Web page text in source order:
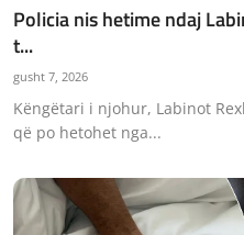
Policia nis hetime ndaj
t...
gusht 7, 2026
Këngëtari i njohur, Labinot
që po hetohet nga...